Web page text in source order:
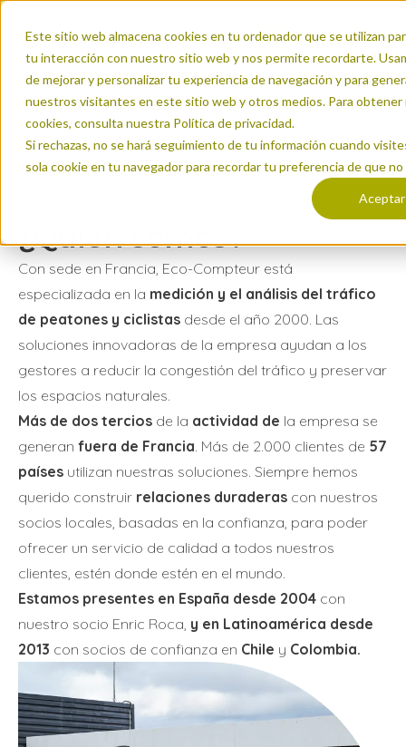
Este sitio web almacena cookies en tu ordenador que se utilizan
tu interacción con nuestro sitio web y nos permite recordarte.
de mejorar y personalizar tu experiencia de navegación y para
nuestros visitantes en este sitio web y otros medios. Para obtener
cookies, consulta nuestra Política de privacidad.
Si rechazas, no se hará seguimiento de tu información cuando
sola cookie en tu navegador para recordar tu preferencia de que
Aceptar
Inicio
¿Quién somos?
Con sede en Francia, Eco-Compteur está
especializada en la medición y el análisis del tráfico
de peatones y ciclistas desde el año 2000. Las
soluciones innovadoras de la empresa ayudan a los
gestores a reducir la congestión del tráfico y preservar
los espacios naturales.
Más de dos tercios de la actividad de la empresa se
generan fuera de Francia. Más de 2.000 clientes de 57
países utilizan nuestras soluciones. Siempre hemos
querido construir relaciones duraderas con nuestros
socios locales, basadas en la confianza, para poder
ofrecer un servicio de calidad a todos nuestros
clientes, estén donde estén en el mundo.
Estamos presentes en España desde 2004 con
nuestro socio Enric Roca, y en Latinoamérica desde
2013 con socios de confianza en Chile y Colombia.